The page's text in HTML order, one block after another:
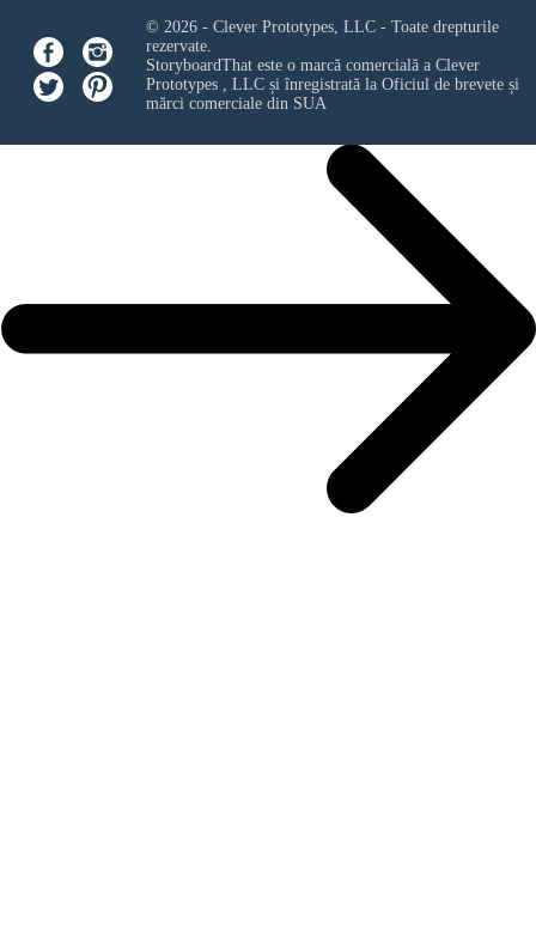
© 2026 - Clever Prototypes, LLC - Toate drepturile
rezervate.
StoryboardThat este o marcă comercială a Clever
Prototypes , LLCși înregistrată la Oficiul de brevete și
mărci comerciale din SUA